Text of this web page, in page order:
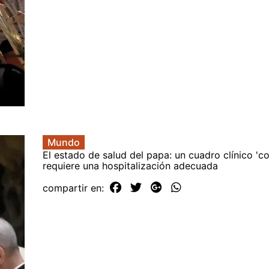
Mundo
El estado de salud del papa: un cuadro clínico
requiere una hospitalización adecuada
compartir en: